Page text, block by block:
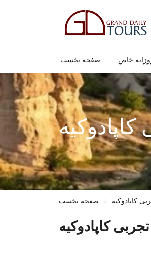
صفحه نخست خاص
صفحه نخست کاپادوکیه
کاپادوکیه